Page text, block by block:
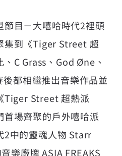
節目－大嘻哈時代2裡頭
集到《Tiger Street 超
C Grass、God Øne、
都相繼推出音樂作品並
Tiger Street 超熱派
場齊聚的戶外嘻哈派
2中的靈魂人物 Starr
樂廠牌 ASIA FREAKS